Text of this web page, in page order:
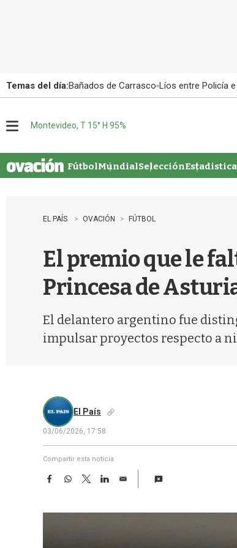
Temas del día:Bañados de Carrasco Líos entre Policía
u
Montevideo, T 15° H 95%
FútbolMundialSelección
EL PAÍS OVACIÓN FÚTBOL
El premio que le
Princesa de
El delantero argentino fue
impulsar proyectos respecto a
El País
03/06/2026, 17:58
Compartir esta noticia
F
e
W
t
T
w
t
L
k
E
i